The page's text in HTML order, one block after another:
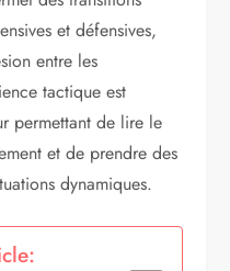
et défensives,
entre les
tactique est
permettant de lire le
et de prendre des
dynamiques.